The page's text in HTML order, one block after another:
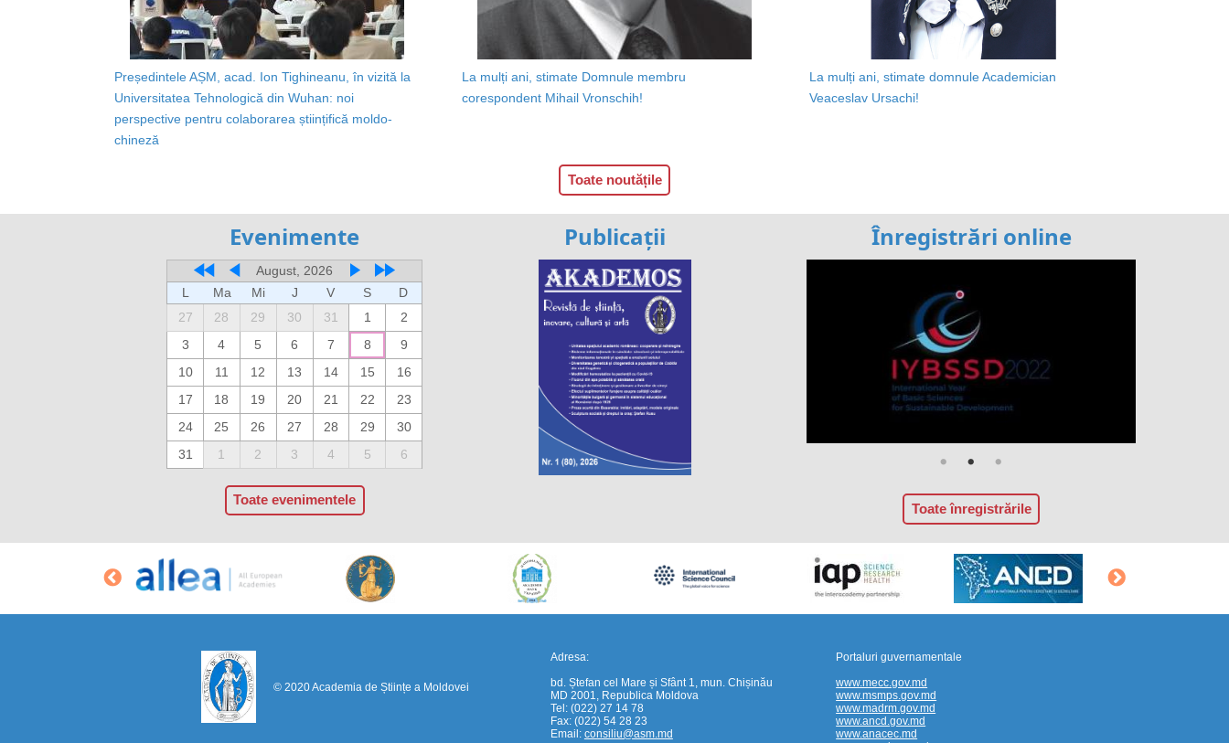
Președintele AȘM, acad. Ion Tighineanu, în vizită la
Universitatea Tehnologică din Wuhan: noi
perspective pentru colaborarea științifică moldo-
chineză
La mulți ani, stimate Domnule membru
corespondent Mihail Vronschih!
La mulți ani, stimate domnule Academician
Veaceslav Ursachi!
Toate noutățile
Evenimente
August, 2026
L
Ma Mi J V S
D
27
28 29 30 31 1
2
3
4 5 6 7 8
9
10
11 12 13 14 15
16
17
18 19 20 21 22
23
24
25 26 27 28 29
30
31
1 2 3 4 5 6
Toate evenimentele
Publicații Înregistrări online
Toate înregistrările
© 2020 Academia de Științe a Moldovei
Adresa:
bd. Ștefan cel Mare și Sfânt 1, mun. Chișinău
MD 2001, Republica Moldova
Tel: (022) 27 14 78
Fax: (022) 54 28 23
Email: consiliu@asm.md
Portaluri guvernamentale
www.mecc.gov.md
www.msmps.gov.md
www.madrm.gov.md
www.ancd.gov.md
www.anacec.md